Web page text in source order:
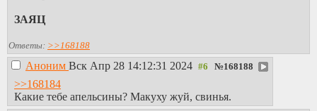
ЗАЯЦ
Ответы: >>168188
Аноним Вск Апр 28 14:12:31 2024 №168188
>>168184
Какие тебе апельсины? Макуху жуй, свинья.